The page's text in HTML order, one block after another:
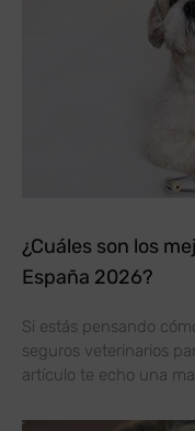
¿Cuáles son los
España 2026?
Si estás pensando
seguros veterinarios
artículo te echo una